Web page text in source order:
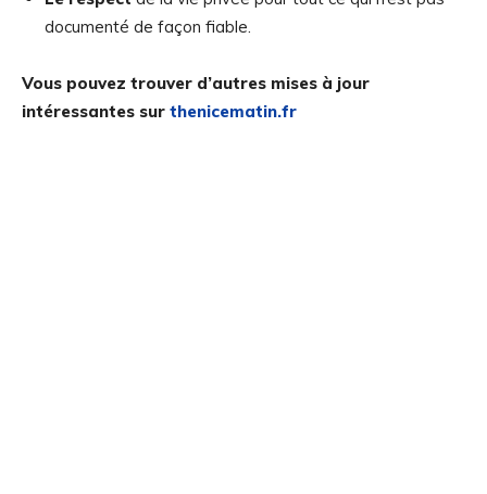
documenté de façon fiable.
Vous pouvez trouver d’autres mises à jour
intéressantes sur thenicematin.fr